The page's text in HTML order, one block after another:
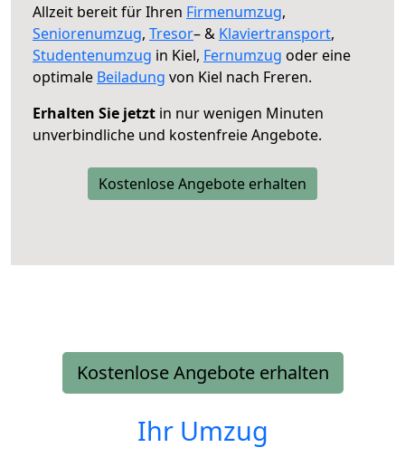
Allzeit bereit für Ihren Firmenumzug,
Seniorenumzug, Tresor– & Klaviertransport,
Studentenumzug in Kiel, Fernumzug oder eine
optimale Beiladung von Kiel nach Freren.
Erhalten Sie jetzt in nur wenigen Minuten
unverbindliche und kostenfreie Angebote.
Kostenlose Angebote erhalten
Kostenlose Angebote erhalten
Ihr Umzug